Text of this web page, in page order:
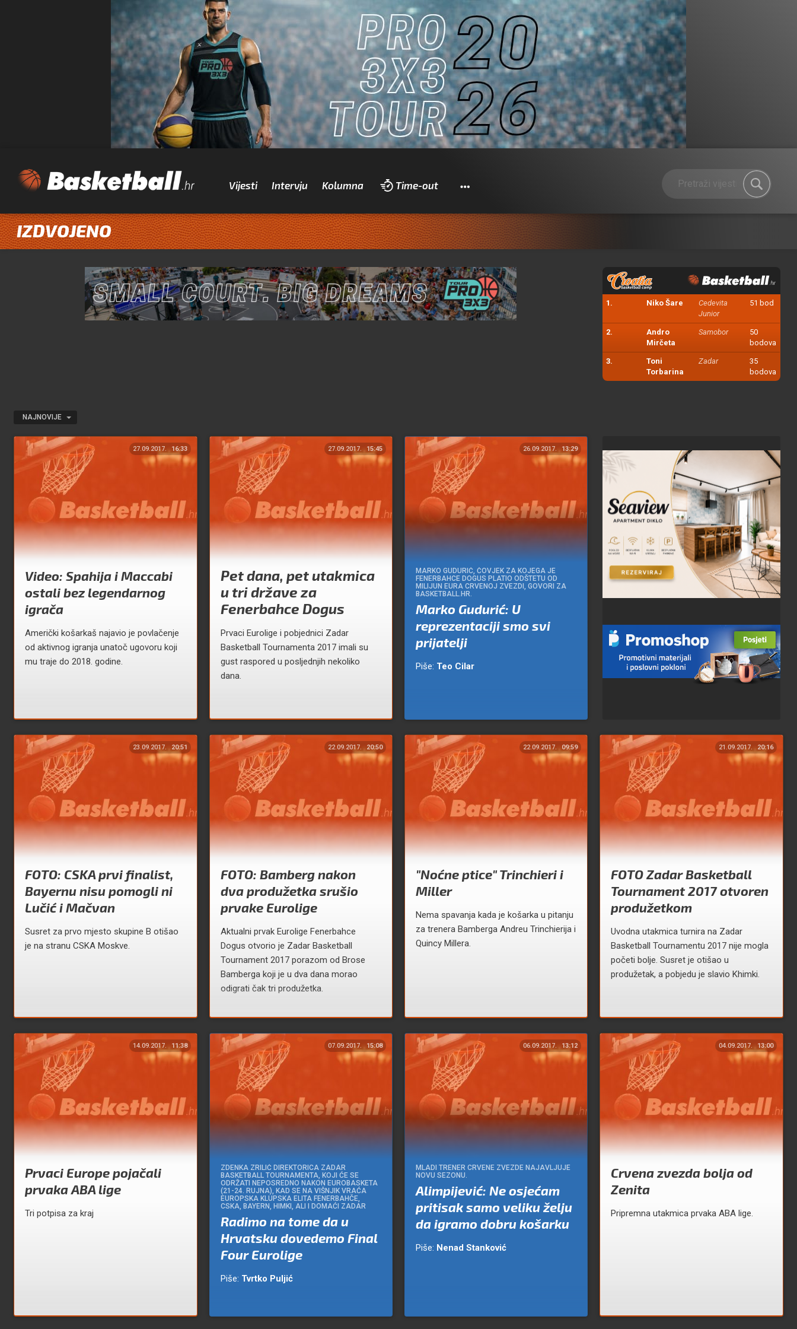
Vijesti Intervju Kolumna Time-out Pretraži
IZDVOJENO
1. Niko Šare
Cedevita
Junior
51 bod
2.
Andro
Mirčeta
Samobor
50
bodova
3.
Toni
Torbarina
Zadar
35
bodova
NAJNOVIJE
27.09.2017. 16:33
Video: Spahija i Maccabi
ostali bez legendarnog
igrača
Američki košarkaš najavio je povlačenje
od aktivnog igranja unatoč ugovoru koji
mu traje do 2018. godine.
27.09.2017. 15:45
Pet dana, pet utakmica
u tri države za
Fenerbahce Dogus
Prvaci Eurolige i pobjednici Zadar
Basketball Tournamenta 2017 imali su
gust raspored u posljednjih nekoliko
dana.
26.09.2017. 13:29
MARKO GUDURIĆ, ČOVJEK ZA KOJEGA JE
FENERBAHCE DOGUS PLATIO ODŠTETU OD
MILIJUN EURA CRVENOJ ZVEZDI, GOVORI ZA
BASKETBALL.HR.
Marko Gudurić: U
reprezentaciji smo svi
prijatelji
Piše: Teo Cilar
23.09.2017. 20:51
FOTO: CSKA prvi finalist,
Bayernu nisu pomogli ni
Lučić i Mačvan
Susret za prvo mjesto skupine B otišao
je na stranu CSKA Moskve.
22.09.2017. 20:50
FOTO: Bamberg nakon
dva produžetka srušio
prvake Eurolige
Aktualni prvak Eurolige Fenerbahce
Dogus otvorio je Zadar Basketball
Tournament 2017 porazom od Brose
Bamberga koji je u dva dana morao
odigrati čak tri produžetka.
22.09.2017. 09:59
"Noćne ptice" Trinchieri i
Miller
Nema spavanja kada je košarka u pitanju
za trenera Bamberga Andreu Trinchierija i
Quincy Millera.
21.09.2017. 20:16
FOTO Zadar Basketball
Tournament 2017 otvoren
produžetkom
Uvodna utakmica turnira na Zadar
Basketball Tournamentu 2017 nije mogla
početi bolje. Susret je otišao u
produžetak, a pobjedu je slavio Khimki.
14.09.2017. 11:38
Prvaci Europe pojačali
prvaka ABA lige
Tri potpisa za kraj
07.09.2017. 15:08
ZDENKA ZRILIĆ DIREKTORICA ZADAR
BASKETBALL TOURNAMENTA, KOJI ĆE SE
ODRŽATI NEPOSREDNO NAKON EUROBASKETA
(21-24. RUJNA), KAD SE NA VIŠNJIK VRAĆA
EUROPSKA KLUPSKA ELITA FENERBAHČE,
CSKA, BAYERN, HIMKI, ALI I DOMAĆI ZADAR
Radimo na tome da u
Hrvatsku dovedemo Final
Four Eurolige
Piše: Tvrtko Puljić
06.09.2017. 13:12
MLADI TRENER CRVENE ZVEZDE NAJAVLJUJE
NOVU SEZONU.
Alimpijević: Ne osjećam
pritisak samo veliku želju
da igramo dobru košarku
Piše: Nenad Stanković
04.09.2017. 13:00
Crvena zvezda bolja od
Zenita
Pripremna utakmica prvaka ABA lige.